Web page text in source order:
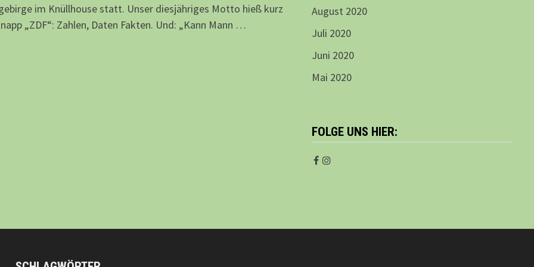
im Knüllhouse statt. Unser diesjähriges Motto hieß kurz
„ZDF“: Zahlen, Daten Fakten. Und: „Kann Mann …
August 2020
Juli 2020
Juni 2020
Mai 2020
FOLGE UNS HIER: